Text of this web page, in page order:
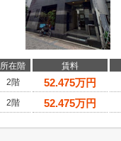
所在階 賃料
2階
52.475万円
2階
52.475万円